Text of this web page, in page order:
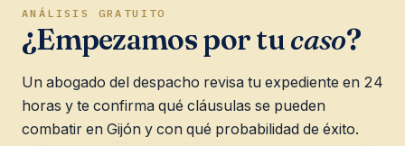
ANÁLISIS GRATUITO
¿Empezamos por tucaso?
Un abogado del despacho revisa tu expediente en 24
horas y te confirma qué cláusulas se pueden
combatir en Gijón y con qué probabilidad de éxito.